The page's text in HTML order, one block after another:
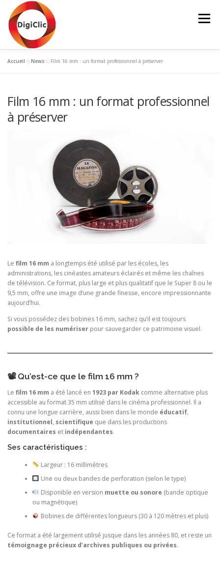
contenu
Menu
SUPPORTS DE LIVRAISON NOS PRODUITS
BLOG
Accueil »News »Film 16 mm : un format professionnel à préserver
Film 16 mm : un format professionnel
à préserver
Le film 16 mm a longtemps été utilisé par les écoles, les
administrations, les cinéastes amateurs éclairés et même les chaînes
de télévision. Ce format, plus large et plus qualitatif que le Super 8 ou le
9,5 mm, offre une image d’une grande finesse, encore impressionnante
aujourd’hui.
Si vous possédez des bobines 16 mm, sachez qu’il est toujours
possible de les numériser pour sauvegarder ce patrimoine visuel.
📽 Qu’est-ce que le film 16 mm ?
Le film 16 mm a été lancé en 1923 par Kodak comme alternative plus
accessible au format 35 mm utilisé dans le cinéma professionnel. Il a
connu une longue carrière, aussi bien dans le monde éducatif,
institutionnel, scientifique que dans les productions
documentaires et indépendantes.
Ses caractéristiques :
Largeur : 16 millimètres
Une ou deux bandes de perforation (selon le type)
Disponible en version muette ou sonore (bande optique
ou magnétique)
Bobines de différentes longueurs (30 à 120 mètres et plus)
Ce format a été largement utilisé jusque dans les années 80, et reste un
témoignage précieux d’archives publiques ou privées.